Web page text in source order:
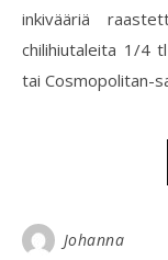
inkivääriä
chilihiutaleita 1/4
tai Cosmopolitan-
Johanna